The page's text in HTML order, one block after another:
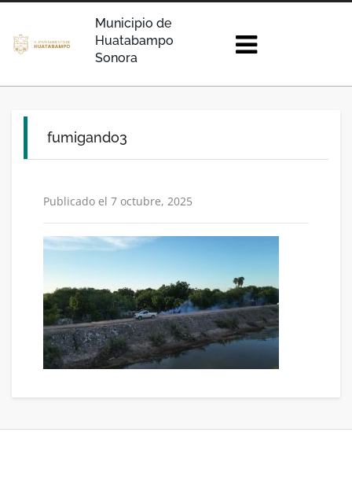
Municipio de
Huatabampo
Sonora
fumigando3
Publicado el 7 octubre, 2025